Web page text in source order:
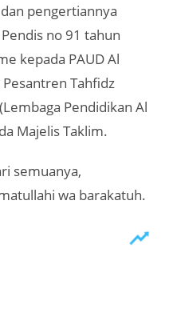
pengertiannya
no 91 tahun
kepada PAUD Al
Pesantren Tahfidz
Pendidikan Al
Majelis Taklim.
semuanya,
wa barakatuh.